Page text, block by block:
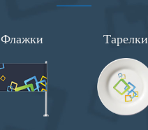
Флажки Тарелки